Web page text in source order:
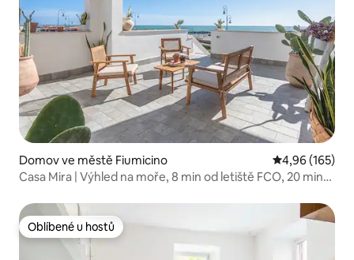
Domov ve městě Fiumicino Průměrné
4,96 (165)
Casa Mira | Výhled na moře, 8 min od letiště FCO, 20 min
Oblíbené u hostů
Oblíbené u hostů